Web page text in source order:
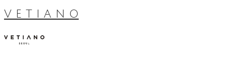
V E T I A N O